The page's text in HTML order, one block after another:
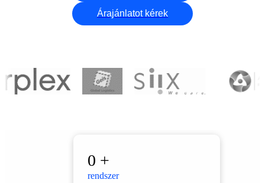
Árajánlatot kérek
0 +
rendszer